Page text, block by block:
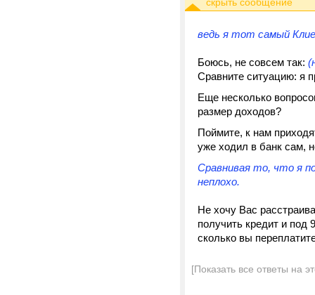
ведь я тот самый
Боюсь, не совсем так:
Сравните ситуацию: я
Еще несколько
размер доходов?
Поймите, к нам
уже ходил в банк сам,
Сравнивая то, что я
неплохо.
Не хочу Вас
получить кредит и под
сколько вы
[Показать все ответы на